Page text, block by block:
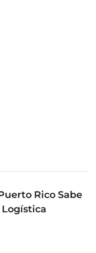
Rico Sabe
Logística